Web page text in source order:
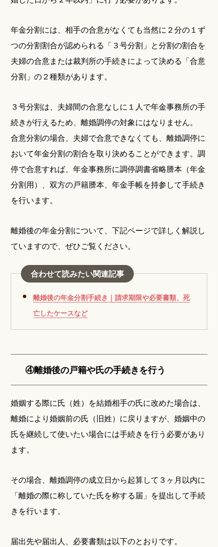
年金分割には、相手の合意がなくても当然に２分の１ず
つの分割割合が認められる「３号分割」と分割の割合を
夫婦の合意または裁判所の手続きによって決める「合意
分割」の２種類があります。
３号分割は、夫婦間の合意なしに１人で年金事務所の手
続きが行えるため、離婚調停の対象にはなりません。
合意分割の場合、夫婦で合意できなくても、離婚調停に
おいて年金分割の割合を取り決めることができます。調
停で合意すれば、年金事務所に調停調書省略謄本（年金
分割用）、双方の戸籍謄本、年金手帳を持参して手続き
を行います。
離婚後の年金分割について、下記ページで詳しく解説し
ていますので、ぜひご覧ください。
合わせて読みたい関連記事
離婚後の年金分割手続き｜請求期限や必要書類、死
亡したケースなど
④離婚後の戸籍や氏の手続きを行う
婚姻する際に氏（姓）を結婚相手の氏に改めた場合は、
離婚により婚姻前の氏（旧姓）に戻りますが、婚姻中の
氏を継続して使いたい場合には手続きを行う必要があり
ます。
その場合、離婚調停の成立日から起算して３ヶ月以内に
「離婚の際に称していた氏を称する届」を提出して手続
きを行います。
届出先や届出人、必要書類は以下のとおりです。